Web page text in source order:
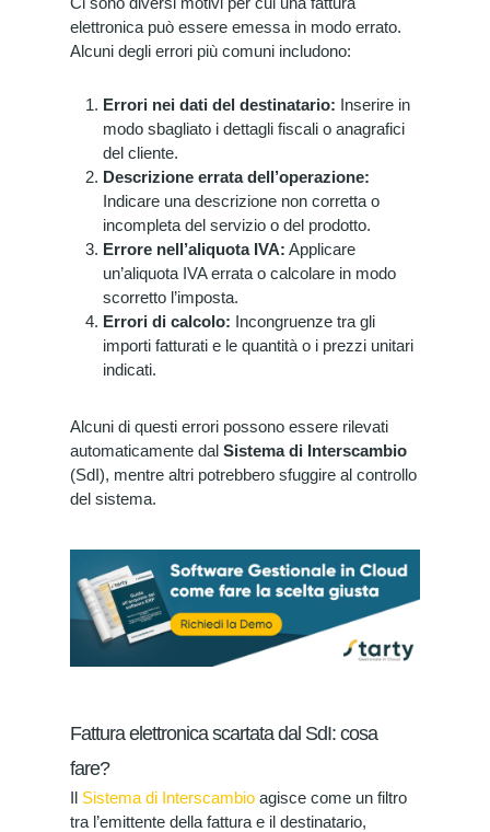
elettronica può essere emessa in modo errato.
Alcuni degli errori più comuni includono:
Errori nei dati del destinatario: Inserire in
modo sbagliato i dettagli fiscali o anagrafici
del cliente.
Descrizione errata dell’operazione:
Indicare una descrizione non corretta o
incompleta del servizio o del prodotto.
Errore nell’aliquota IVA: Applicare
un’aliquota IVA errata o calcolare in modo
scorretto l’imposta.
Errori di calcolo: Incongruenze tra gli
importi fatturati e le quantità o i prezzi unitari
indicati.
Alcuni di questi errori possono essere rilevati
automaticamente dalSistema di Interscambio
(SdI), mentre altri potrebbero sfuggire al controllo
del sistema.
Fattura elettronica scartata dal SdI: cosa
fare?
Il Sistema di Interscambio agisce come un filtro
tra l’emittente della fattura e il destinatario,